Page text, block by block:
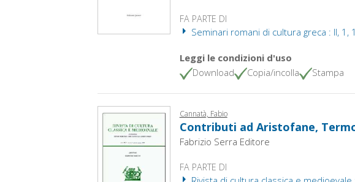
FA PARTE DI
Seminari romani di cultura greca : II, 1,
Leggi le condizioni d'uso
Download
Copia/incolla Stampa
Cannatà, Fabio
Contributi ad Aristofane,
Fabrizio Serra Editore
FA PARTE DI